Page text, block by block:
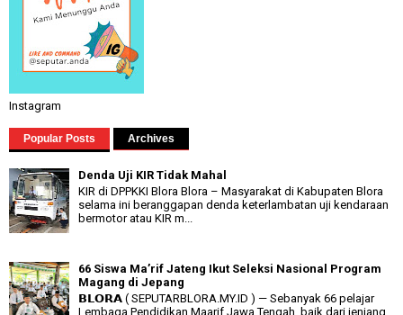
Instagram
Popular Posts Archives
Denda Uji KIR Tidak Mahal
KIR di DPPKKI Blora Blora – Masyarakat di Kabupaten Blora
selama ini beranggapan denda keterlambatan uji kendaraan
bermotor atau KIR m...
66 Siswa Ma’rif Jateng Ikut Seleksi Nasional Program
Magang di Jepang
𝗕𝗟𝗢𝗥𝗔 ( SEPUTARBLORA.MY.ID ) — Sebanyak 66 pelajar
Lembaga Pendidikan Maarif Jawa Tengah, baik dari jenjang